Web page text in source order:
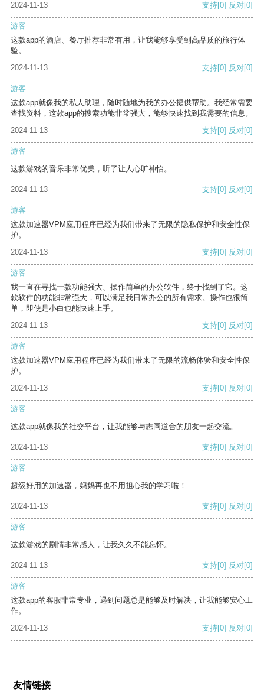
2024-11-13 支持[0] 反对[0]
游客
这款app的酒店、餐厅推荐非常有用，让我能够享受到高品质的旅行体
验。
2024-11-13
支持[0] 反对[0]
游客
这款app就像我的私人助理，随时随地为我的办公提供帮助。我经常需要
查找资料，这款app的搜索功能非常强大，能够快速找到我需要的信息。
2024-11-13
支持[0] 反对[0]
游客
这款游戏的音乐非常优美，听了让人心旷神怡。
2024-11-13 支持[0] 反对[0]
游客
这款加速器VPM应用程序已经为我们带来了无限的隐私保护和安全性保
护。
2024-11-13
支持[0] 反对[0]
游客
我一直在寻找一款功能强大、操作简单的办公软件，终于找到了它。这
款软件的功能非常强大，可以满足我日常办公的所有需求。操作也很简
单，即使是小白也能快速上手。
2024-11-13
支持[0] 反对[0]
游客
这款加速器VPM应用程序已经为我们带来了无限的流畅体验和安全性保
护。
2024-11-13
支持[0] 反对[0]
游客
这款app就像我的社交平台，让我能够与志同道合的朋友一起交流。
2024-11-13 支持[0] 反对[0]
游客
超级好用的加速器，妈妈再也不用担心我的学习啦！
2024-11-13 支持[0] 反对[0]
游客
这款游戏的剧情非常感人，让我久久不能忘怀。
2024-11-13 支持[0] 反对[0]
游客
这款app的客服非常专业，遇到问题总是能够及时解决，让我能够安心工
作。
2024-11-13
支持[0] 反对[0]
友情链接